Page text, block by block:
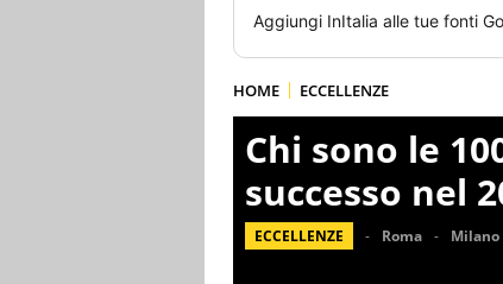
Aggiungi InItalia alle tue fonti
HOME ECCELLENZE
Chi sono le
successo nel
ECCELLENZE Roma Milano